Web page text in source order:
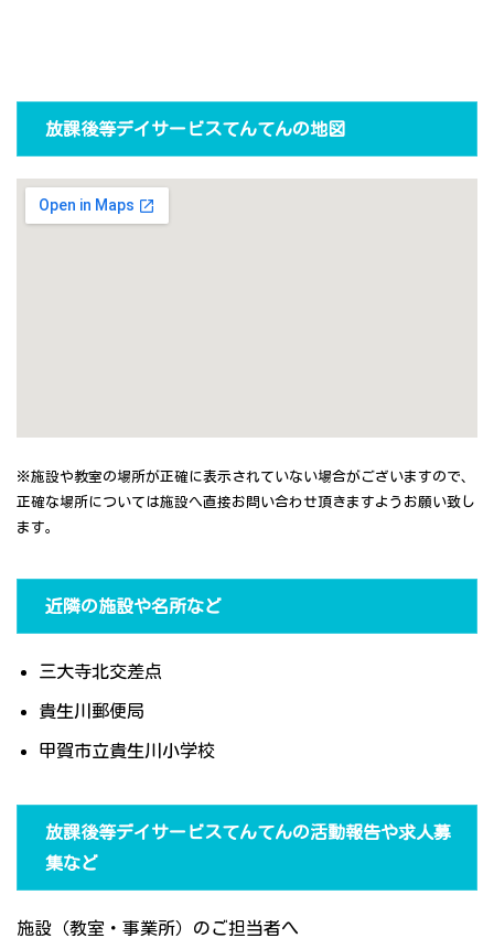
放課後等デイサービスてんてんの地図
※施設や教室の場所が正確に表示されていない場合がございますので、
正確な場所については施設へ直接お問い合わせ頂きますようお願い致し
ます。
近隣の施設や名所など
三大寺北交差点
貴生川郵便局
甲賀市立貴生川小学校
放課後等デイサービスてんてんの活動報告や求人募
集など
施設（教室・事業所）のご担当者へ